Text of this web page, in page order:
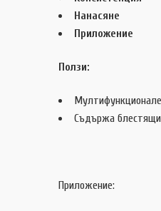
Приложение
Ползи:
Съдържа
Приложение: